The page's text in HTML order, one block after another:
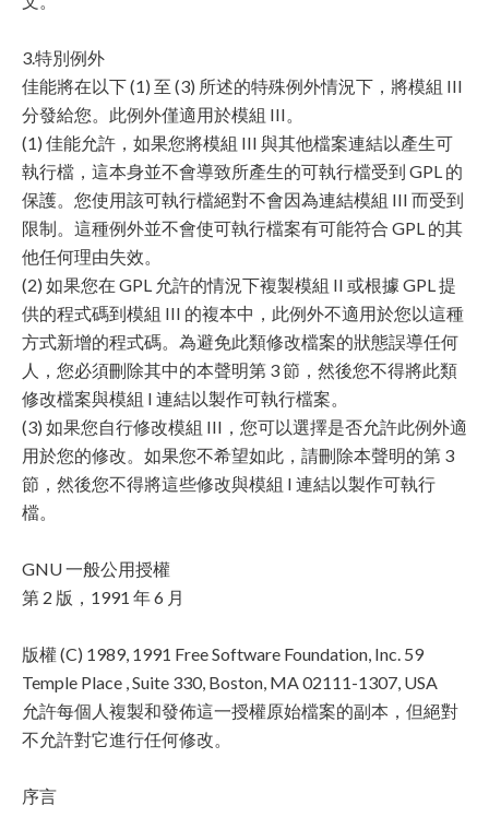
3.特別例外
佳能將在以下 (1) 至 (3) 所述的特殊例外情況下，將模組 III
分發給您。此例外僅適用於模組 III。
(1) 佳能允許，如果您將模組 III 與其他檔案連結以產生可
執行檔，這本身並不會導致所產生的可執行檔受到 GPL 的
保護。您使用該可執行檔絕對不會因為連結模組 III 而受到
限制。這種例外並不會使可執行檔案有可能符合 GPL 的其
他任何理由失效。
(2) 如果您在 GPL 允許的情況下複製模組 II 或根據 GPL 提
供的程式碼到模組 III 的複本中，此例外不適用於您以這種
方式新增的程式碼。為避免此類修改檔案的狀態誤導任何
人，您必須刪除其中的本聲明第 3 節，然後您不得將此類
修改檔案與模組 I 連結以製作可執行檔案。
(3) 如果您自行修改模組 III，您可以選擇是否允許此例外適
用於您的修改。如果您不希望如此，請刪除本聲明的第 3
節，然後您不得將這些修改與模組 I 連結以製作可執行
檔。
GNU 一般公用授權
第 2 版，1991 年 6 月
版權 (C) 1989, 1991 Free Software Foundation, Inc. 59
Temple Place , Suite 330, Boston, MA 02111-1307, USA
允許每個人複製和發佈這一授權原始檔案的副本，但絕對
不允許對它進行任何修改。
序言